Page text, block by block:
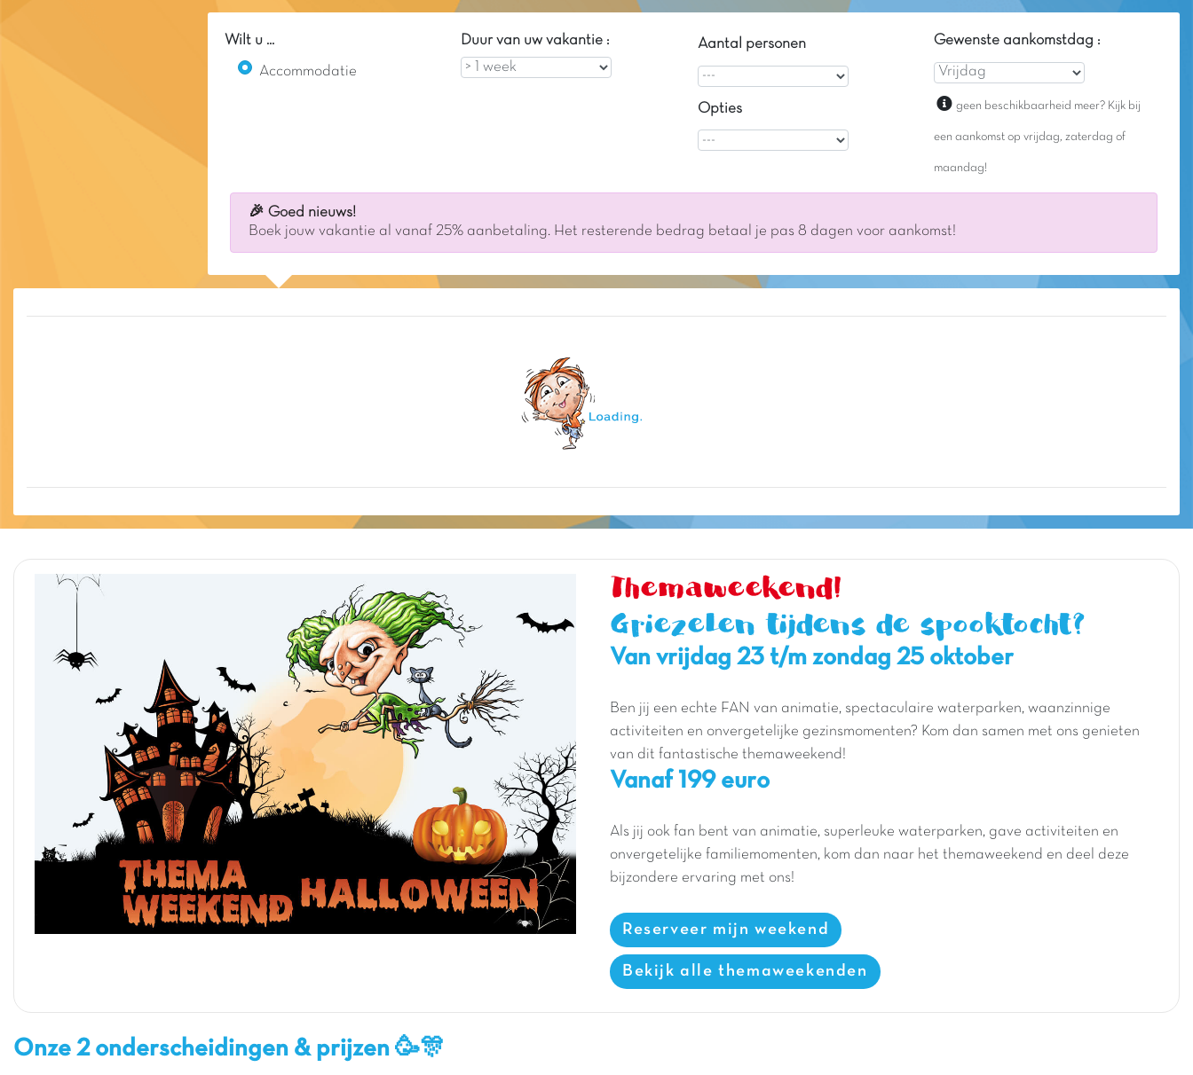
Wilt u ...
Accommodatie
Duur van uw vakantie : Aantal personen
Opties
Gewenste aankomstdag :
geen beschikbaarheid meer? Kijk bij
een aankomst op vrijdag, zaterdag of
maandag!
🎉 Goed nieuws!
Boek jouw vakantie al vanaf 25% aanbetaling. Het resterende bedrag betaal je pas 8 dagen voor aankomst!
Themaweekend!
Griezelen tijdens de spooktocht?
Van vrijdag 23 t/m zondag 25 oktober
Ben jij een echte FAN van animatie, spectaculaire waterparken, waanzinnige
activiteiten en onvergetelijke gezinsmomenten? Kom dan samen met ons genieten
van dit fantastische themaweekend!
Vanaf 199 euro
Als jij ook fan bent van animatie, superleuke waterparken, gave activiteiten en
onvergetelijke familiemomenten, kom dan naar het themaweekend en deel deze
bijzondere ervaring met ons!
Reserveer mijn weekend
Bekijk alle themaweekenden
Onze 2 onderscheidingen & prijzen 🥳🎊